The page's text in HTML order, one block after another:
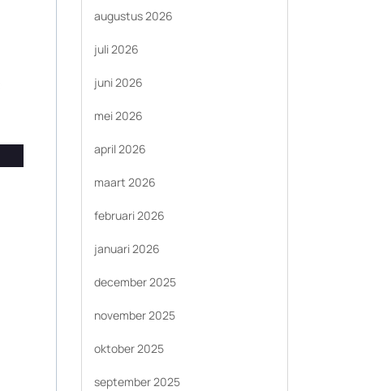
augustus 2026
juli 2026
juni 2026
mei 2026
april 2026
maart 2026
februari 2026
januari 2026
december 2025
november 2025
oktober 2025
september 2025